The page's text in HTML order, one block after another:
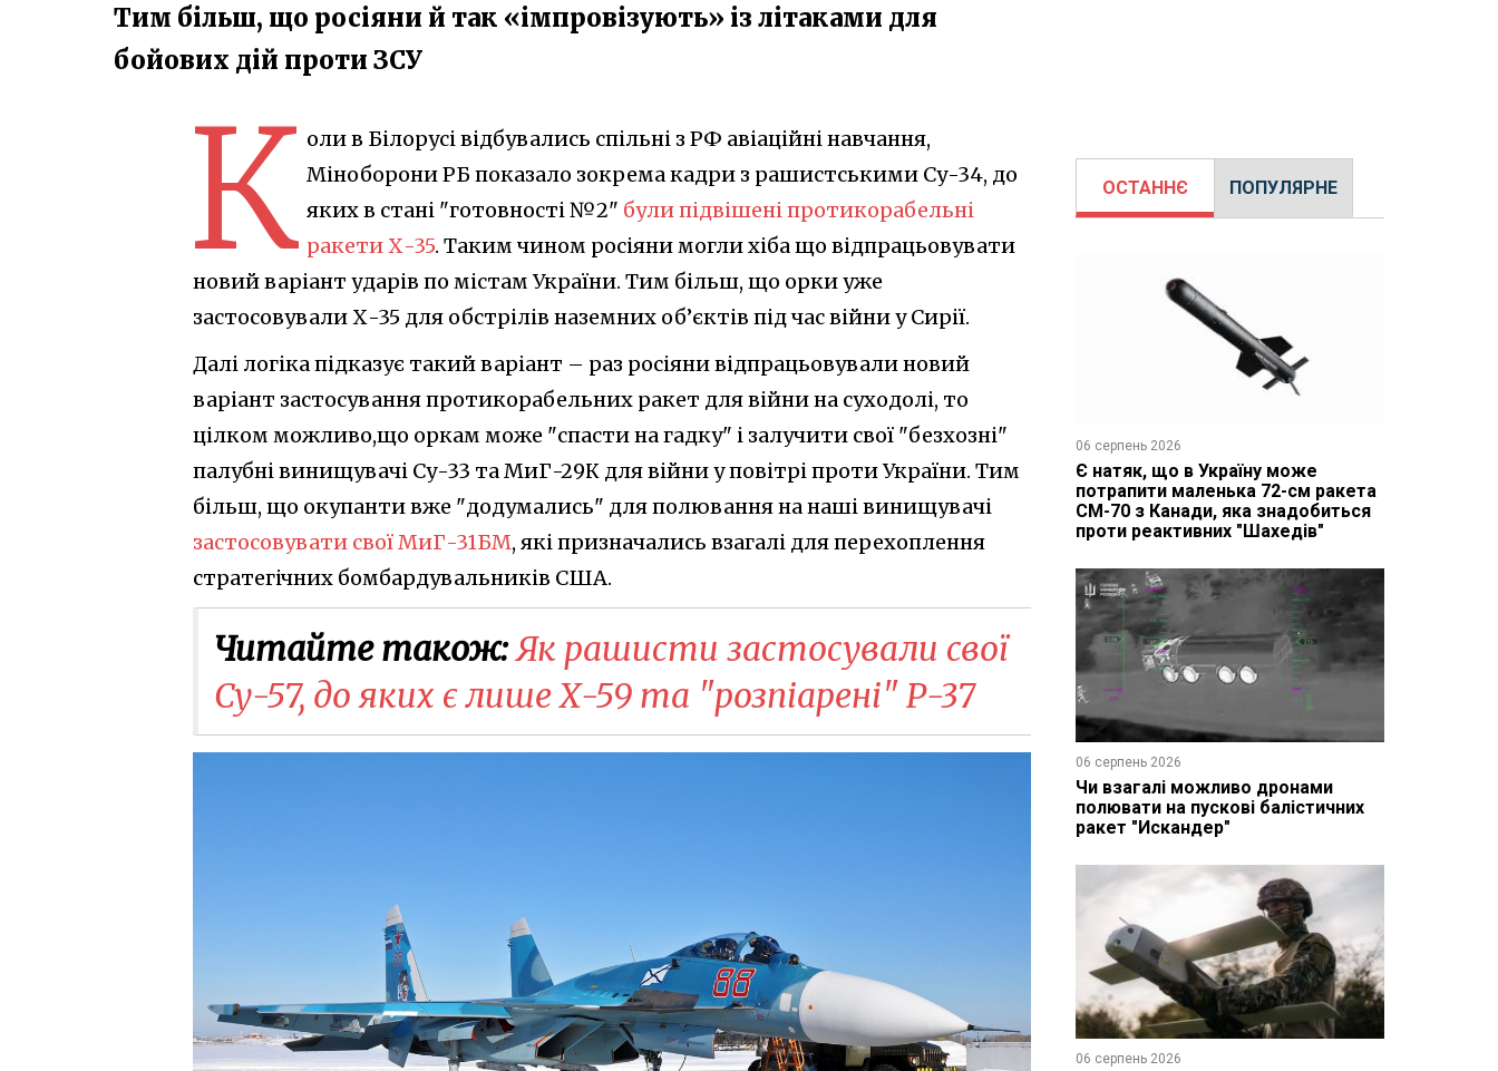
Тим більш, що росіяни й так «імпровізують» із літаками для
бойових дій проти ЗСУ
К оли в Білорусі відбувались спільні з РФ авіаційні навчання,
Міноборони РБ показало зокрема кадри з рашистськими Су-34, до
яких в стані "готовності №2" були підвішені протикорабельні
ракети Х-35. Таким чином росіяни могли хіба що відпрацьовувати
новий варіант ударів по містам України. Тим більш, що орки уже
застосовували Х-35 для обстрілів наземних об’єктів під час війни у Сирії.
Далі логіка підказує такий варіант – раз росіяни відпрацьовували новий
варіант застосування протикорабельних ракет для війни на суходолі, то
цілком можливо,що оркам може "спасти на гадку" і залучити свої "безхозні"
палубні винищувачі Су-33 та МиГ-29К для війни у повітрі проти України. Тим
більш, що окупанти вже "додумались" для полювання на наші винищувачі
застосовувати свої МиГ-31БМ, які призначались взагалі для перехоплення
стратегічних бомбардувальників США.
Читайте також:Як рашисти застосували свої
Су-57, до яких є лише Х-59 та "розпіарені" Р-37
ОСТАННЄ ПОПУЛЯРНЕ
06 серпень 2026
Є натяк, що в Україну може
потрапити маленька 72-см ракета
CM-70 з Канади, яка знадобиться
проти реактивних "Шахедів"
06 серпень 2026
Чи взагалі можливо дронами
полювати на пускові балістичних
ракет "Искандер"
06 серпень 2026